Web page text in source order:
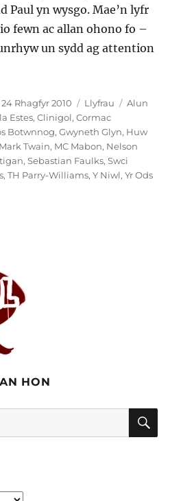
Paul yn wysgo. Mae’n lyfr
fewn ac allan ohono fo –
un sydd ag attention
Cofnodwyd
ar
24 Rhagfyr 2010 Categorïau
Llyfrau Tagiau
Alun
Estes,Clinigol,Cormac
Botwnnog,Gwyneth Glyn, Huw
Mark Twain, MC Mabon, Nelson
,Sebastian Faulks,Swci
,TH Parry-Williams,Y Niwl,Yr Ods
HON